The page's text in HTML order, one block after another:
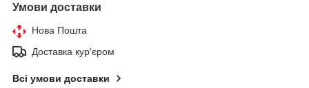
Умови доставки
Нова Пошта
Доставка кур'єром
Всі умови доставки